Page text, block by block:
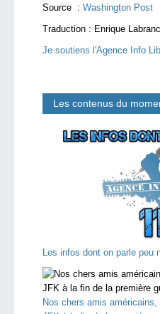
Source : Washington Post
Traduction : Enrique
Je soutiens l'Agence Info
Les contenus du
Les infos dont on parle peu
Nos chers amis